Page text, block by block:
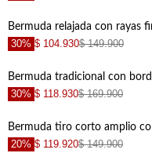
30% $ 104.930$ 149.900
30% $ 118.930$ 169.900
20% $ 119.920$ 149.900